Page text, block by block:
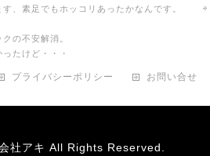
、素足でもホッコリあったかなんです。
の不安解消。
たけど・・・
プライバシーポリシー お問い合せ
社アキ All Rights Reserved.